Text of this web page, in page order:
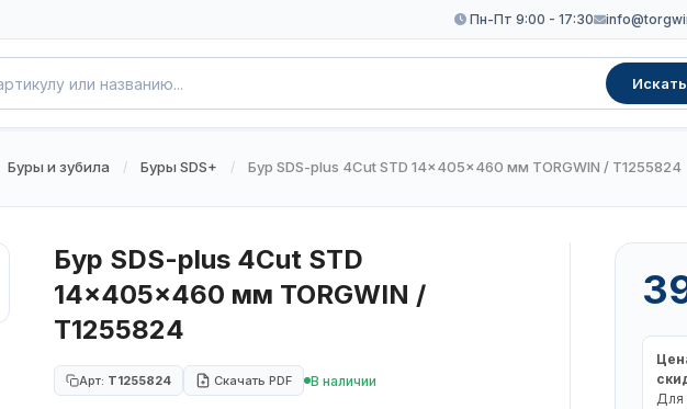
Пн-Пт 9:00 - 17:30
Искать
Буры и зубила / Буры SDS+ / Бур SDS-plus 4Cut STD 14x405x460 мм TORGWIN / T1255824
Бур SDS-plus 4Cut STD
14x405x460 мм TORGWIN /
T1255824
Арт: T1255824 Скачать PDF В наличии
Для